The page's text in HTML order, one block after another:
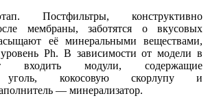
Постфильтры, конструктивно
мембраны, заботятся о вкусовых
её минеральными веществами,
Ph. В зависимости от модели в
входить модули, содержащие
уголь, кокосовую скорлупу и
— минерализатор.